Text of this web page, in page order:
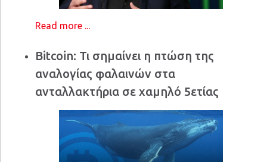
Read more ...
Bitcoin: Τι σημαίνει η πτώση της
αναλογίας φαλαινών στα
ανταλλακτήρια σε χαμηλό 5ετίας